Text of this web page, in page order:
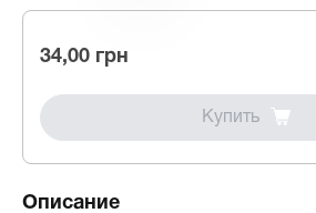
34,00 грн
Купить
Описание